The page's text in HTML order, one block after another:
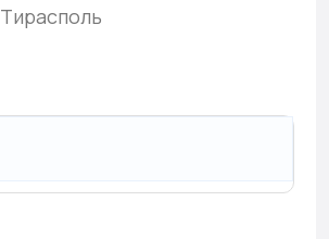
Тирасполь